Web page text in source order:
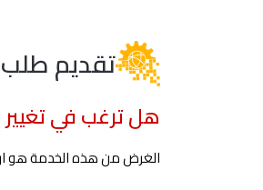
تقديم
هل ترغب في
الغرض من هذه الخدمة هو ان